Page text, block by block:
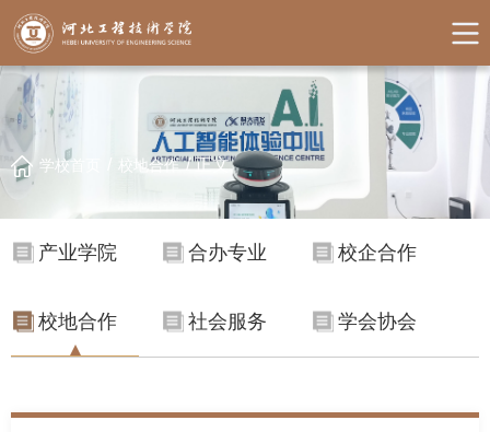
学校首页 校地合作 /正文
产业学院 合办专业 校企合作
校地合作 社会服务 学会协会